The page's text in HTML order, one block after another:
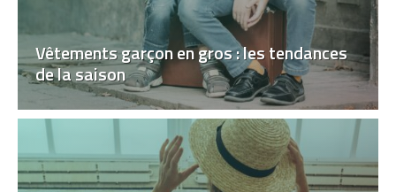
Vêtements garçon en gros : les tendances
de la saison